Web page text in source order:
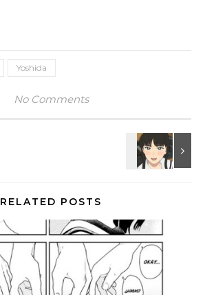
Yoshida
No Comments
RELATED POSTS